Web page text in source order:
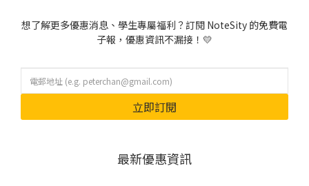
想了解更多優惠消息、學生專屬福利？訂閱 NoteSity 的免費電
子報，優惠資訊不漏接！💛
立即訂閱
最新優惠資訊